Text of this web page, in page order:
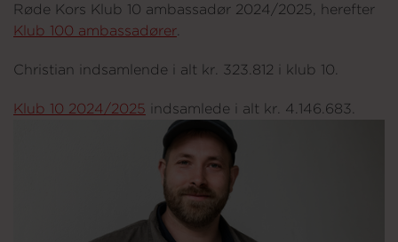
Genbrug
Røde Kors Klub 10 ambassadør 2024/2025, herefter
Klub 100 ambassadører.
Christian indsamlende i alt kr. 323.812 i klub 10.
Klub 10 2024/2025 indsamlede i alt kr. 4.146.683.